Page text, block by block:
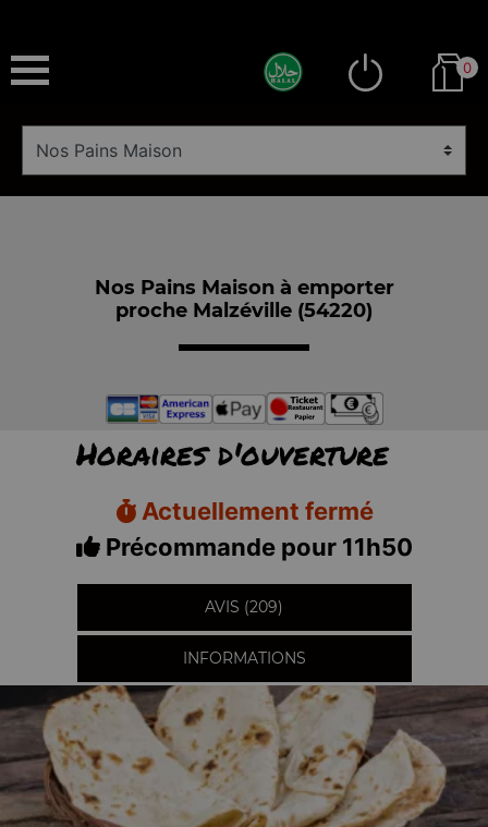
0
Nos Pains Maison à emporter
proche Malzéville (54220)
Horaires d'ouverture
Actuellement fermé
Précommande pour 11h50
AVIS (209)
INFORMATIONS